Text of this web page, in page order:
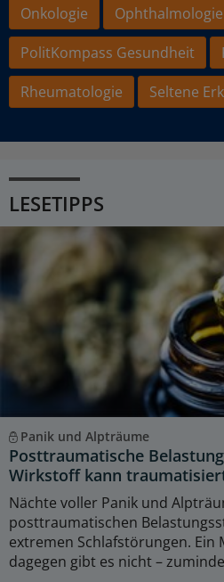
Onkologie
Ophthalmologie
PolitKompass Gesundheit
Rheumatologie
Seltene
LESETIPPS
Panik und Alpträume
Posttraumatische
Wirkstoff kann
Nächte voller Panik und
posttraumatischen
extremen Schlafstörungen. Ein
dagegen gibt es nicht –